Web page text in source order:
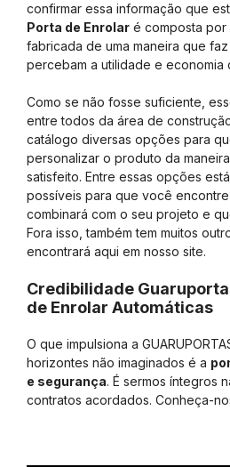
confirmar essa informação que
Porta de Enrolar é composta por
fabricada de uma maneira que
percebam a utilidade e economia
Como se não fosse suficiente,
entre todos da área de
catálogo diversas opções para
personalizar o produto da
satisfeito. Entre essas opções
possíveis para que você
combinará com o seu projeto e
Fora isso, também tem muitos
encontrará aqui em nosso site.
Credibilidade
de Enrolar Automáticas
O que impulsiona a
horizontes não imaginados é a
e segurança. É sermos íntegros
contratos acordados. Conheça-